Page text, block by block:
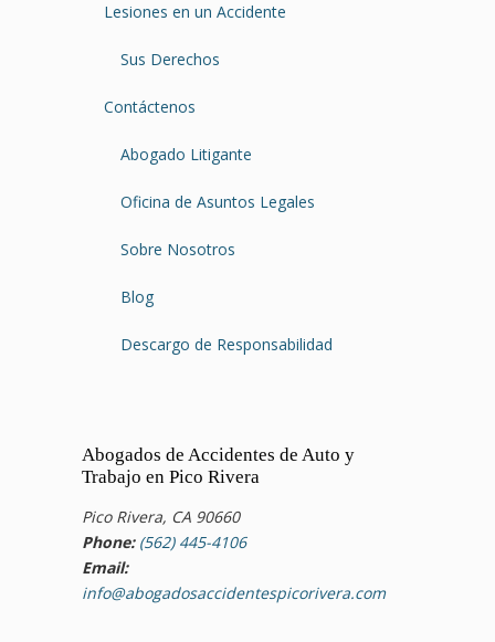
Lesiones en un Accidente
Sus Derechos
Contáctenos
Abogado Litigante
Oficina de Asuntos Legales
Sobre Nosotros
Blog
Descargo de Responsabilidad
Abogados de Accidentes de Auto y
Trabajo en Pico Rivera
Pico Rivera, CA 90660
Phone: (562) 445-4106
Email:
info@abogadosaccidentespicorivera.com